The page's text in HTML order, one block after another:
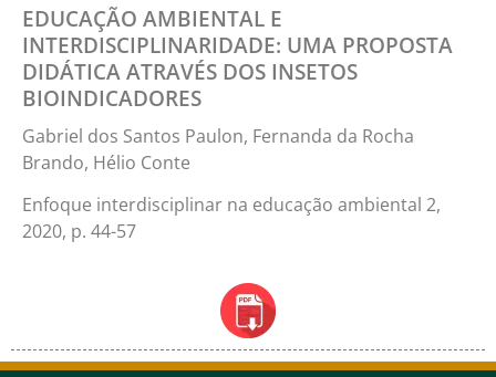
EDUCAÇÃO AMBIENTAL E
INTERDISCIPLINARIDADE: UMA PROPOSTA
DIDÁTICA ATRAVÉS DOS INSETOS
BIOINDICADORES
Gabriel dos Santos Paulon, Fernanda da Rocha
Brando, Hélio Conte
Enfoque interdisciplinar na educação ambiental 2,
2020, p. 44-57